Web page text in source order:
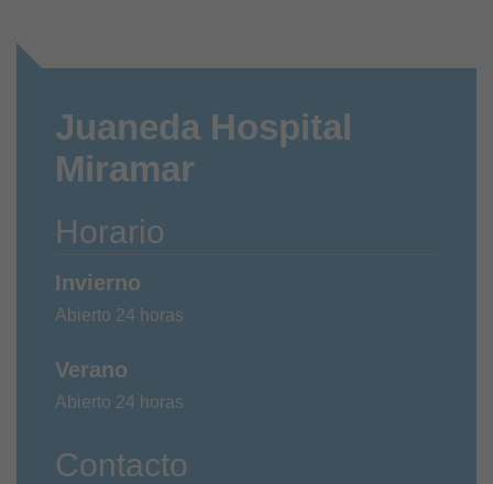
Juaneda Hospital
Miramar
Horario
Invierno
Abierto 24 horas
Verano
Abierto 24 horas
Contacto